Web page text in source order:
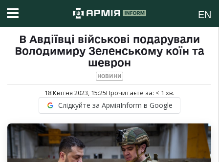
EN
В Авдіївці військові подарували
Володимиру Зеленському коїн та
шеврон
НОВИНИ
18 Квітня 2023, 15:25Прочитаєте за: < 1 хв.
Слідкуйте за АрміяInform в Google